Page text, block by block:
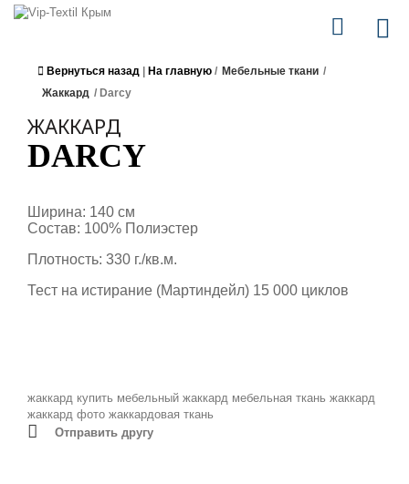
Вернуться назад На главную / Мебельные ткани /
Жаккард / Darcy
ЖАККАРД
DARCY
Ширина: 140 см
Состав: 100% Полиэстер
Плотность: 330 г./кв.м.
Тест на истирание (Мартиндейл) 15 000 циклов
жаккард купить мебельный жаккард мебельная ткань жаккард
жаккард фото жаккардовая ткань
Отправить другу